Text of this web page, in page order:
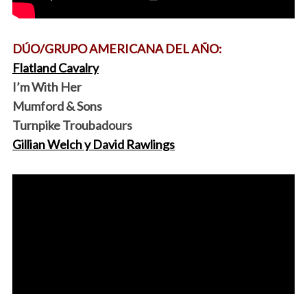
DÚO/GRUPO AMERICANA DEL AÑO:
Flatland Cavalry
I’m With Her
Mumford & Sons
Turnpike Troubadours
Gillian Welch y David Rawlings